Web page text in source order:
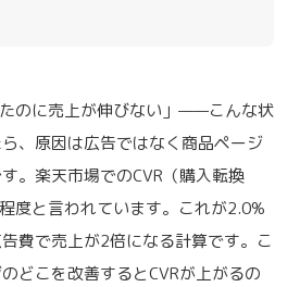
たのに売上が伸びない」——こんな状
、原因は広告ではなく商品ページ
。楽天市場でのCVR（購入転換
度と言われています。これが2.0%
費で売上が2倍になる計算です。こ
どこを改善するとCVRが上がるの